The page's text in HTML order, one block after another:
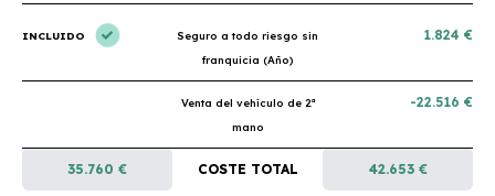
INCLUIDO
Seguro a todo riesgo sin
franquicia (Año)
1.824 €
Venta del vehículo de 2ª
mano
-22.516 €
35.760 € COSTE TOTAL 42.653 €